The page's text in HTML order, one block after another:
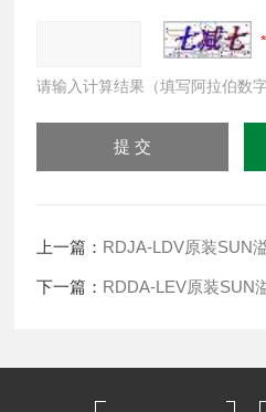
请输入计算结果（填写阿拉伯数
上一篇： RDJA-LDV原装SUN
下一篇： RDDA-LEV原装SUN